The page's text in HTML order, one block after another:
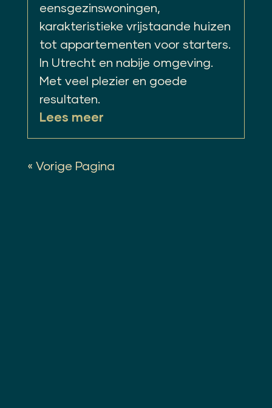
eensgezinswoningen,
karakteristieke vrijstaande huizen
tot appartementen voor starters.
In Utrecht en nabije omgeving.
Met veel plezier en goede
resultaten.
Lees meer
« Vorige Pagina